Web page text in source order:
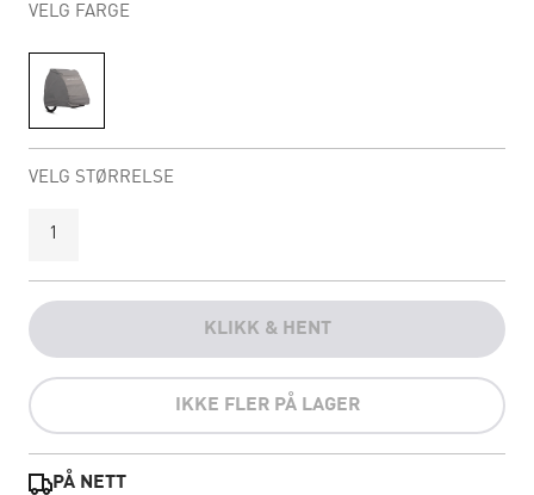
VELG FARGE
VELG STØRRELSE
1
KLIKK & HENT
IKKE FLER PÅ LAGER
PÅ NETT